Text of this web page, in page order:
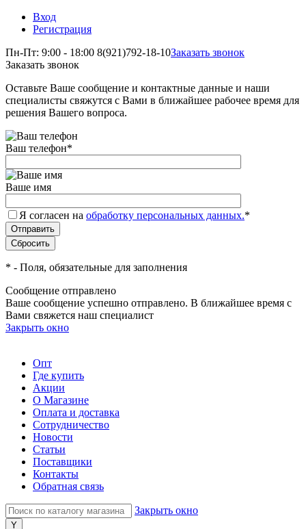
Вход
Регистрация
Пн-Пт: 9:00 - 18:00 8(921)792-18-10Заказать звонок
Заказать звонок
Оставьте Ваше сообщение и контактные данные и наши
специалисты свяжутся с Вами в ближайшее рабочее время для
решения Вашего вопроса.
Ваш телефон*
Ваше имя
Я согласен на обработку персональных данных.*
* - Поля, обязательные для заполнения
Сообщение отправлено
Ваше сообщение успешно отправлено. В ближайшее время с
Вами свяжется наш специалист
Закрыть окно
Опт
Где купить
Акции
О Магазине
Оплата и доставка
Сотрудничество
Новости
Статьи
Поставщики
Контакты
Обратная связь
Закрыть окно